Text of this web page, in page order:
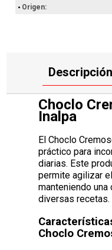
Por qué nos gusta el
elemento versátil que se
resolver tus
Hacé ahora tu compra con
próximo o envío a domicilio.
Origen
Descripción
Choclo
Inalpa
El Choclo
práctico para
diarias. Este
permite agilizar
manteniendo
diversas recetas.
Choclo